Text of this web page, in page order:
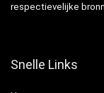
respectievelijke
Snelle Links